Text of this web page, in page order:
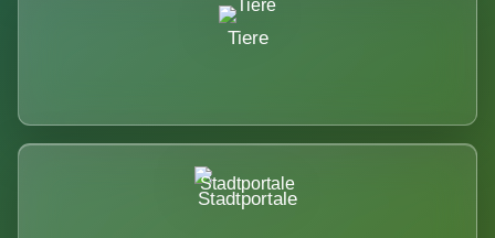
Tiere
Stadtportale